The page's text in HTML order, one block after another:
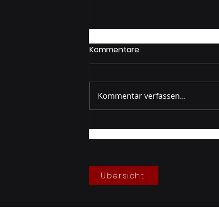
Gruppenprobe Berg
05/2026
Kommentare
Kommentar verfassen...
Übersicht